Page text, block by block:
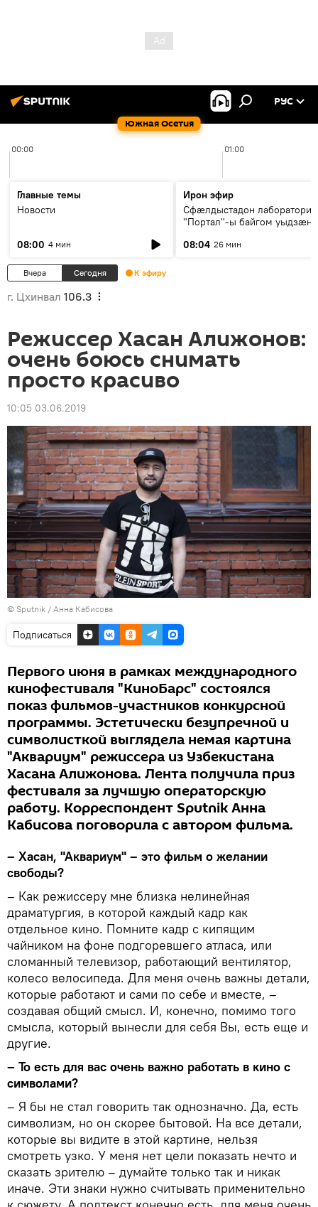
Южная Осетия
РУС
00:00 01:00
Главные темы
Новости
08:00 4 мин
Ирон эфир
Сфæлдыстадон лаборатори
"Портал"-ы байгом уыдзæн
Æхсары куыстыты равдыст
08:04 26 мин
Вчера Сегодня К эфиру
г. Цхинвал 106.3
Режиссер Хасан Алижонов:
очень боюсь снимать
просто красиво
10:05 03.06.2019
© Sputnik / Анна Кабисова
Подписаться
Первого июня в рамках международного
кинофестиваля "КиноБарс" состоялся
показ фильмов-участников конкурсной
программы. Эстетически безупречной и
символисткой выглядела немая картина
"Аквариум" режиссера из Узбекистана
Хасана Алижонова. Лента получила приз
фестиваля за лучшую операторскую
работу. Корреспондент Sputnik Анна
Кабисова поговорила с автором фильма.
– Хасан, "Аквариум" – это фильм о желании
свободы?
– Как режиссеру мне близка нелинейная
драматургия, в которой каждый кадр как
отдельное кино. Помните кадр с кипящим
чайником на фоне подгоревшего атласа, или
сломанный телевизор, работающий вентилятор,
колесо велосипеда. Для меня очень важны детали,
которые работают и сами по себе и вместе, –
создавая общий смысл. И, конечно, помимо того
смысла, который вынесли для себя Вы, есть еще и
другие.
– То есть для вас очень важно работать в кино с
символами?
– Я бы не стал говорить так однозначно. Да, есть
символизм, но он скорее бытовой. На все детали,
которые вы видите в этой картине, нельзя
смотреть узко. У меня нет цели показать нечто и
сказать зрителю – думайте только так и никак
иначе. Эти знаки нужно считывать применительно